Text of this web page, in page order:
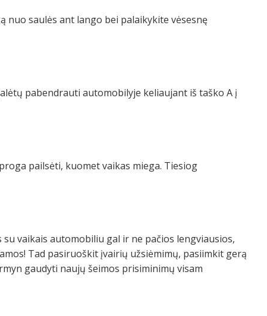
nuo saulės ant lango bei palaikykite vėsesnę
pabendrauti automobilyje keliaujant iš taško A į
pailsėti, kuomet vaikas miega. Tiesiog
vaikais automobiliu gal ir ne pačios lengviausios,
Tad pasiruoškit įvairių užsiėmimų, pasiimkit gerą
gaudyti naujų šeimos prisiminimų visam